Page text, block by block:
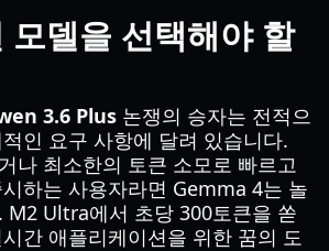
모델을 선택해야 할
3.6 Plus 논쟁의 승자는 전적으
인 요구 사항에 달려 있습니다.
나 최소한의 토큰 소모로 빠르고
하는 사용자라면 Gemma 4는 놀
M2 Ultra에서 초당 300토큰을 쏟
간 애플리케이션을 위한 꿈의 도